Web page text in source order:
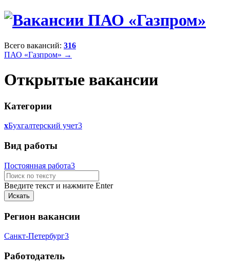
Всего вакансий: 316
ПАО «Газпром» →
Открытые вакансии
Категории
xБухгалтерский учет3
Вид работы
Постоянная работа3
Введите текст и нажмите Enter
Регион вакансии
Санкт-Петербург3
Работодатель